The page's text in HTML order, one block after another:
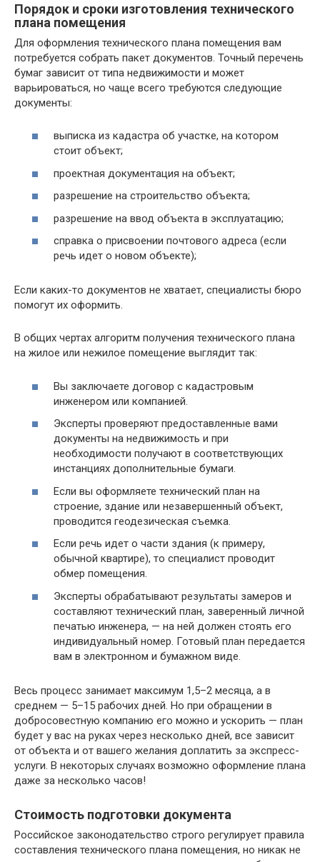
Порядок и сроки изготовления технического
плана помещения
Для оформления технического плана помещения вам
потребуется собрать пакет документов. Точный перечень
бумаг зависит от типа недвижимости и может
варьироваться, но чаще всего требуются следующие
документы:
выписка из кадастра об участке, на котором
стоит объект;
проектная документация на объект;
разрешение на строительство объекта;
разрешение на ввод объекта в эксплуатацию;
справка о присвоении почтового адреса (если
речь идет о новом объекте);
Если каких-то документов не хватает, специалисты бюро
помогут их оформить.
В общих чертах алгоритм получения технического плана
на жилое или нежилое помещение выглядит так:
Вы заключаете договор с кадастровым
инженером или компанией.
Эксперты проверяют предоставленные вами
документы на недвижимость и при
необходимости получают в соответствующих
инстанциях дополнительные бумаги.
Если вы оформляете технический план на
строение, здание или незавершенный объект,
проводится геодезическая съемка.
Если речь идет о части здания (к примеру,
обычной квартире), то специалист проводит
обмер помещения.
Эксперты обрабатывают результаты замеров и
составляют технический план, заверенный личной
печатью инженера, — на ней должен стоять его
индивидуальный номер. Готовый план передается
вам в электронном и бумажном виде.
Весь процесс занимает максимум 1,5–2 месяца, а в
среднем — 5–15 рабочих дней. Но при обращении в
добросовестную компанию его можно и ускорить — план
будет у вас на руках через несколько дней, все зависит
от объекта и от вашего желания доплатить за экспресс-
услуги. В некоторых случаях возможно оформление плана
даже за несколько часов!
Стоимость подготовки документа
Российское законодательство строго регулирует правила
составления технического плана помещения, но никак не